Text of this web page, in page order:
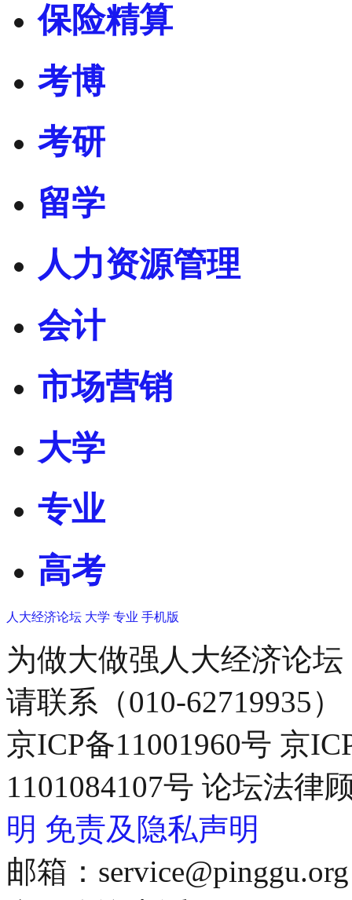
保险精算
考博
考研
留学
人力资源管理
会计
市场营销
大学
专业
高考
人大经济论坛 大学 专业 手机版
为做大做强人大经济论
请联系（010-62719935）
京ICP备11001960号 京
1101084107号 论坛法律
明 免责及隐私声明
邮箱：service@pinggu.org